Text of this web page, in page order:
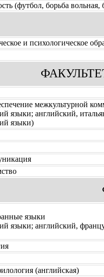
(футбол, борьба вольная,
и психологическое
межкультурной
языки; английский,
языки)
языки
языки; английский,
(английская)